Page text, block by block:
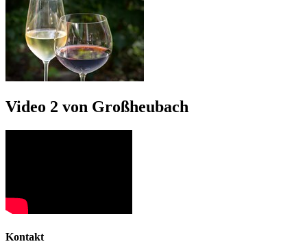
Video 2 von Großheubach
Kontakt